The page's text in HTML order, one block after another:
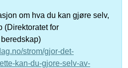
om hva du kan gjøre selv,
(Direktoratet for
strom/gjor-det-
kan-du-gjore-selv-av-